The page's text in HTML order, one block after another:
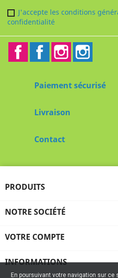
J'accepte les conditions
confidentialité
FacebookFacebook2Instagram
Paiement sécurisé
Livraison
Contact
PRODUITS
NOTRE SOCIÉTÉ
VOTRE COMPTE
INFORMATIONS
En poursuivant votre navigation sur